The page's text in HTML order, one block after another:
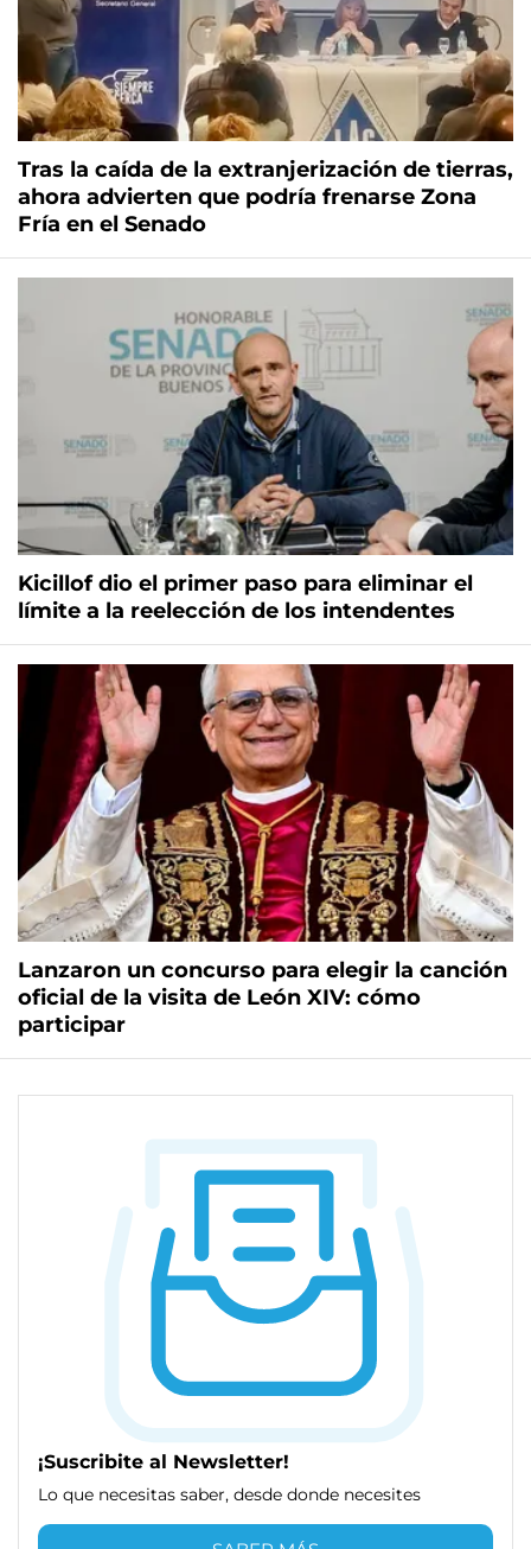
Tras la caída de la extranjerización de tierras,
ahora advierten que podría frenarse Zona
Fría en el Senado
Kicillof dio el primer paso para eliminar el
límite a la reelección de los intendentes
Lanzaron un concurso para elegir la canción
oficial de la visita de León XIV: cómo
participar
¡Suscribite al Newsletter!
Lo que necesitas saber, desde donde necesites